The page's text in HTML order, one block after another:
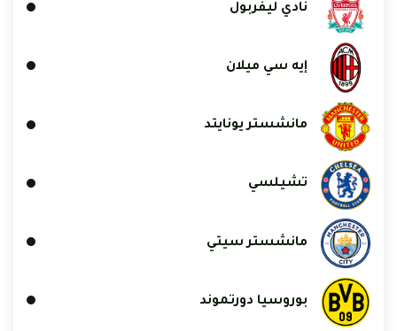
نادي ليفربول
إيه سي ميلان
مانشستر يونايتد
تشيلسي
مانشستر سيتي
بوروسيا دورتموند